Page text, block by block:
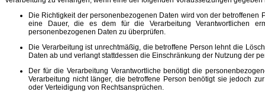
Die Richtigkeit der personenbezogenen Daten wird von der betroffenen
eine Dauer, die es dem für die Verarbeitung Verantwortlichen
personenbezogenen Daten zu überprüfen.
Die Verarbeitung ist unrechtmäßig, die betroffene Person lehnt die
Daten ab und verlangt stattdessen die Einschränkung der Nutzung der
Der für die Verarbeitung Verantwortliche benötigt die
Verarbeitung nicht länger, die betroffene Person benötigt sie jedoch
oder Verteidigung von Rechtsansprüchen.